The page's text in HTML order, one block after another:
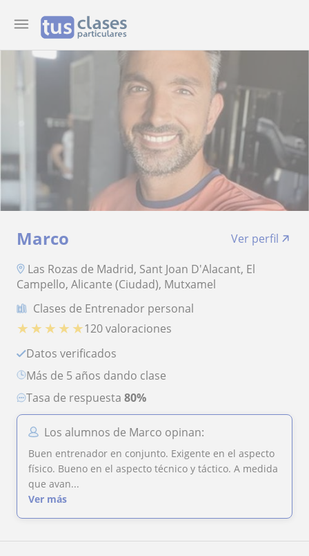
Marco
Ver perfil
Las Rozas de Madrid, Sant Joan D'Alacant, El
Campello, Alicante (Ciudad), Mutxamel
Clases de Entrenador personal
★ ★ ★ ★ ★120 valoraciones
Datos verificados
más de 5 años dando clase
Tasa de respuesta 80%
Los alumnos de Marco opinan:
Buen entrenador en conjunto. Exigente en el aspecto
físico. Bueno en el aspecto técnico y táctico. A medida
que avan...
Ver más